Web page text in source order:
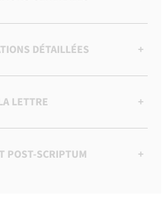
DÉTAILLÉES +
LETTRE +
POST-SCRIPTUM +